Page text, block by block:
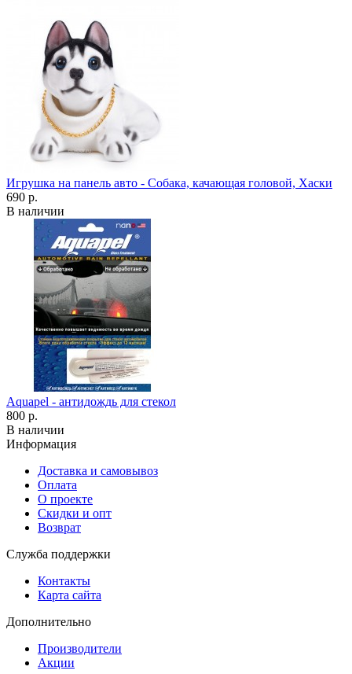
Игрушка на панель авто - Собака, качающая головой, Хаски
690 р.
В наличии
Aquapel - антидождь для стекол
800 р.
В наличии
Информация
Доставка и самовывоз
Оплата
О проекте
Скидки и опт
Возврат
Служба поддержки
Контакты
Карта сайта
Дополнительно
Производители
Акции